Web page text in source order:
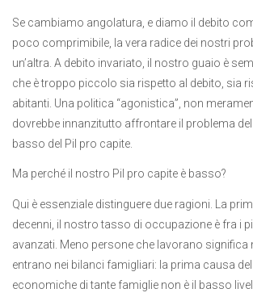
Se cambiamo angolatura, e diamo il debito
poco comprimibile, la vera radice dei nostri
un’altra. A debito invariato, il nostro guaio è
che è troppo piccolo sia rispetto al debito, sia
abitanti. Una politica “agonistica”, non
dovrebbe innanzitutto affrontare il problema
basso del Pil pro capite.
Ma perché il nostro Pil pro capite è basso?
Qui è essenziale distinguere due ragioni. La
decenni, il nostro tasso di occupazione è fra i
avanzati. Meno persone che lavorano significa
entrano nei bilanci famigliari: la prima causa
economiche di tante famiglie non è il basso